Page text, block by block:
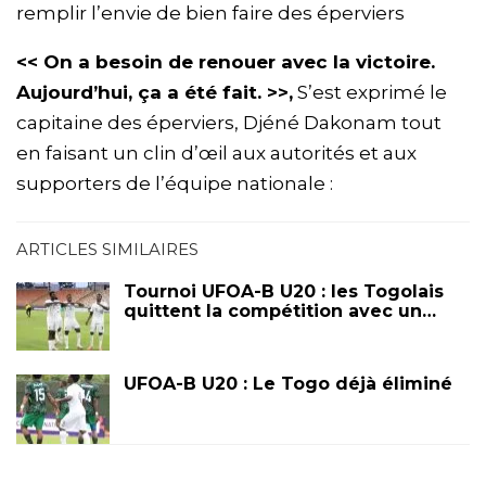
remplir l’envie de bien faire des éperviers
<< On a besoin de renouer avec la victoire.
Aujourd’hui, ça a été fait. >>, S’est exprimé le
capitaine des éperviers, Djéné Dakonam tout
en faisant un clin d’œil aux autorités et aux
supporters de l’équipe nationale :
ARTICLES SIMILAIRES
Tournoi UFOA-B U20 : les Togolais
quittent la compétition avec un…
UFOA-B U20 : Le Togo déjà éliminé